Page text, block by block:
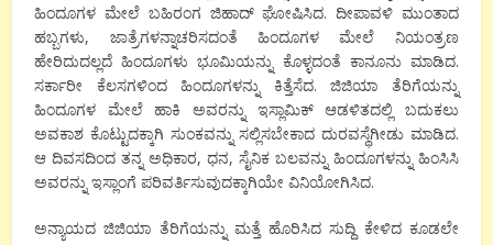
ಹಿಂದೂಗಳ ಮೇಲೆ ಬಹಿರಂಗ ಜಿಹಾದ್ ಘೋಷಿಸಿದ. ದೀಪಾವಳಿ ಮುಂತಾದ
ಹಬ್ಬಗಳು, ಜಾತ್ರೆಗಳನ್ನಾಚರಿಸದಂತೆ ಹಿಂದೂಗಳ ಮೇಲೆ ನಿಯಂತ್ರಣ
ಹೇರಿದುದಲ್ಲದೆ ಹಿಂದೂಗಳು ಭೂಮಿಯನ್ನು ಕೊಳ್ಳದಂತೆ ಕಾನೂನು ಮಾಡಿದ.
ಸರ್ಕಾರೀ ಕೆಲಸಗಳಿಂದ ಹಿಂದೂಗಳನ್ನು ಕಿತ್ತೆಸೆದ. ಜಿಜಿಯಾ ತೆರಿಗೆಯನ್ನು
ಹಿಂದೂಗಳ ಮೇಲೆ ಹಾಕಿ ಅವರನ್ನು ಇಸ್ಲಾಮಿಕ್ ಆಡಳಿತದಲ್ಲಿ ಬದುಕಲು
ಅವಕಾಶ ಕೊಟ್ಟುದಕ್ಕಾಗಿ ಸುಂಕವನ್ನು ಸಲ್ಲಿಸಬೇಕಾದ ದುರವಸ್ಥೆಗೀಡು ಮಾಡಿದ.
ಆ ದಿವಸದಿಂದ ತನ್ನ ಅಧಿಕಾರ, ಧನ, ಸೈನಿಕ ಬಲವನ್ನು ಹಿಂದೂಗಳನ್ನು ಹಿಂಸಿಸಿ
ಅವರನ್ನು ಇಸ್ಲಾಂಗೆ ಪರಿವರ್ತಿಸುವುದಕ್ಕಾಗಿಯೇ ವಿನಿಯೋಗಿಸಿದ.
ಅನ್ಯಾಯದ ಜಿಜಿಯಾ ತೆರಿಗೆಯನ್ನು ಮತ್ತೆ ಹೊರಿಸಿದ ಸುದ್ದಿ ಕೇಳಿದ ಕೂಡಲೇ